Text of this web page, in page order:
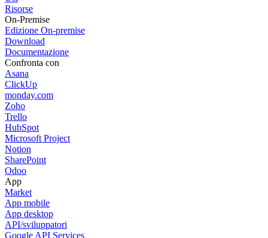
Risorse
On-Premise
Edizione On-premise
Download
Documentazione
Confronta con
Asana
ClickUp
monday.com
Zoho
Trello
HubSpot
Microsoft Project
Notion
SharePoint
Odoo
App
Market
App mobile
App desktop
API/sviluppatori
Google API Services